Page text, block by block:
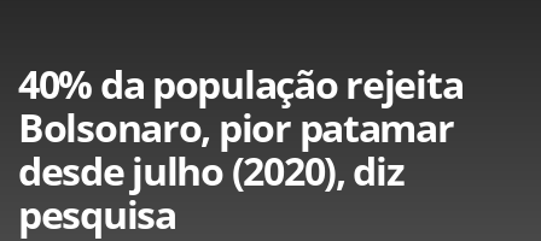
40% da população rejeita
Bolsonaro, pior patamar
desde julho (2020), diz
pesquisa